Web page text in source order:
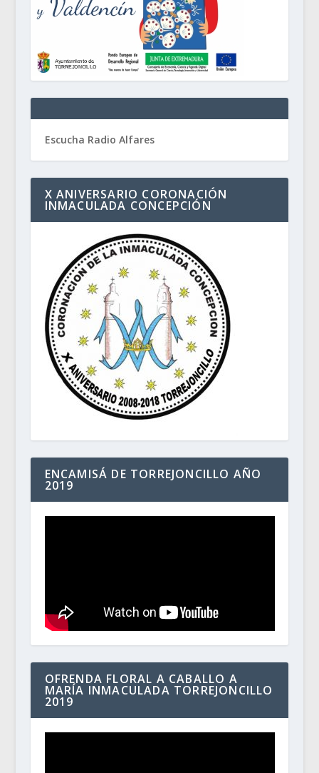
Escucha Radio Alfares
X ANIVERSARIO CORONACIÓN
INMACULADA CONCEPCIÓN
ENCAMISÁ DE TORREJONCILLO AÑO
2019
OFRENDA FLORAL A CABALLO A
MARÍA INMACULADA TORREJONCILLO
2019